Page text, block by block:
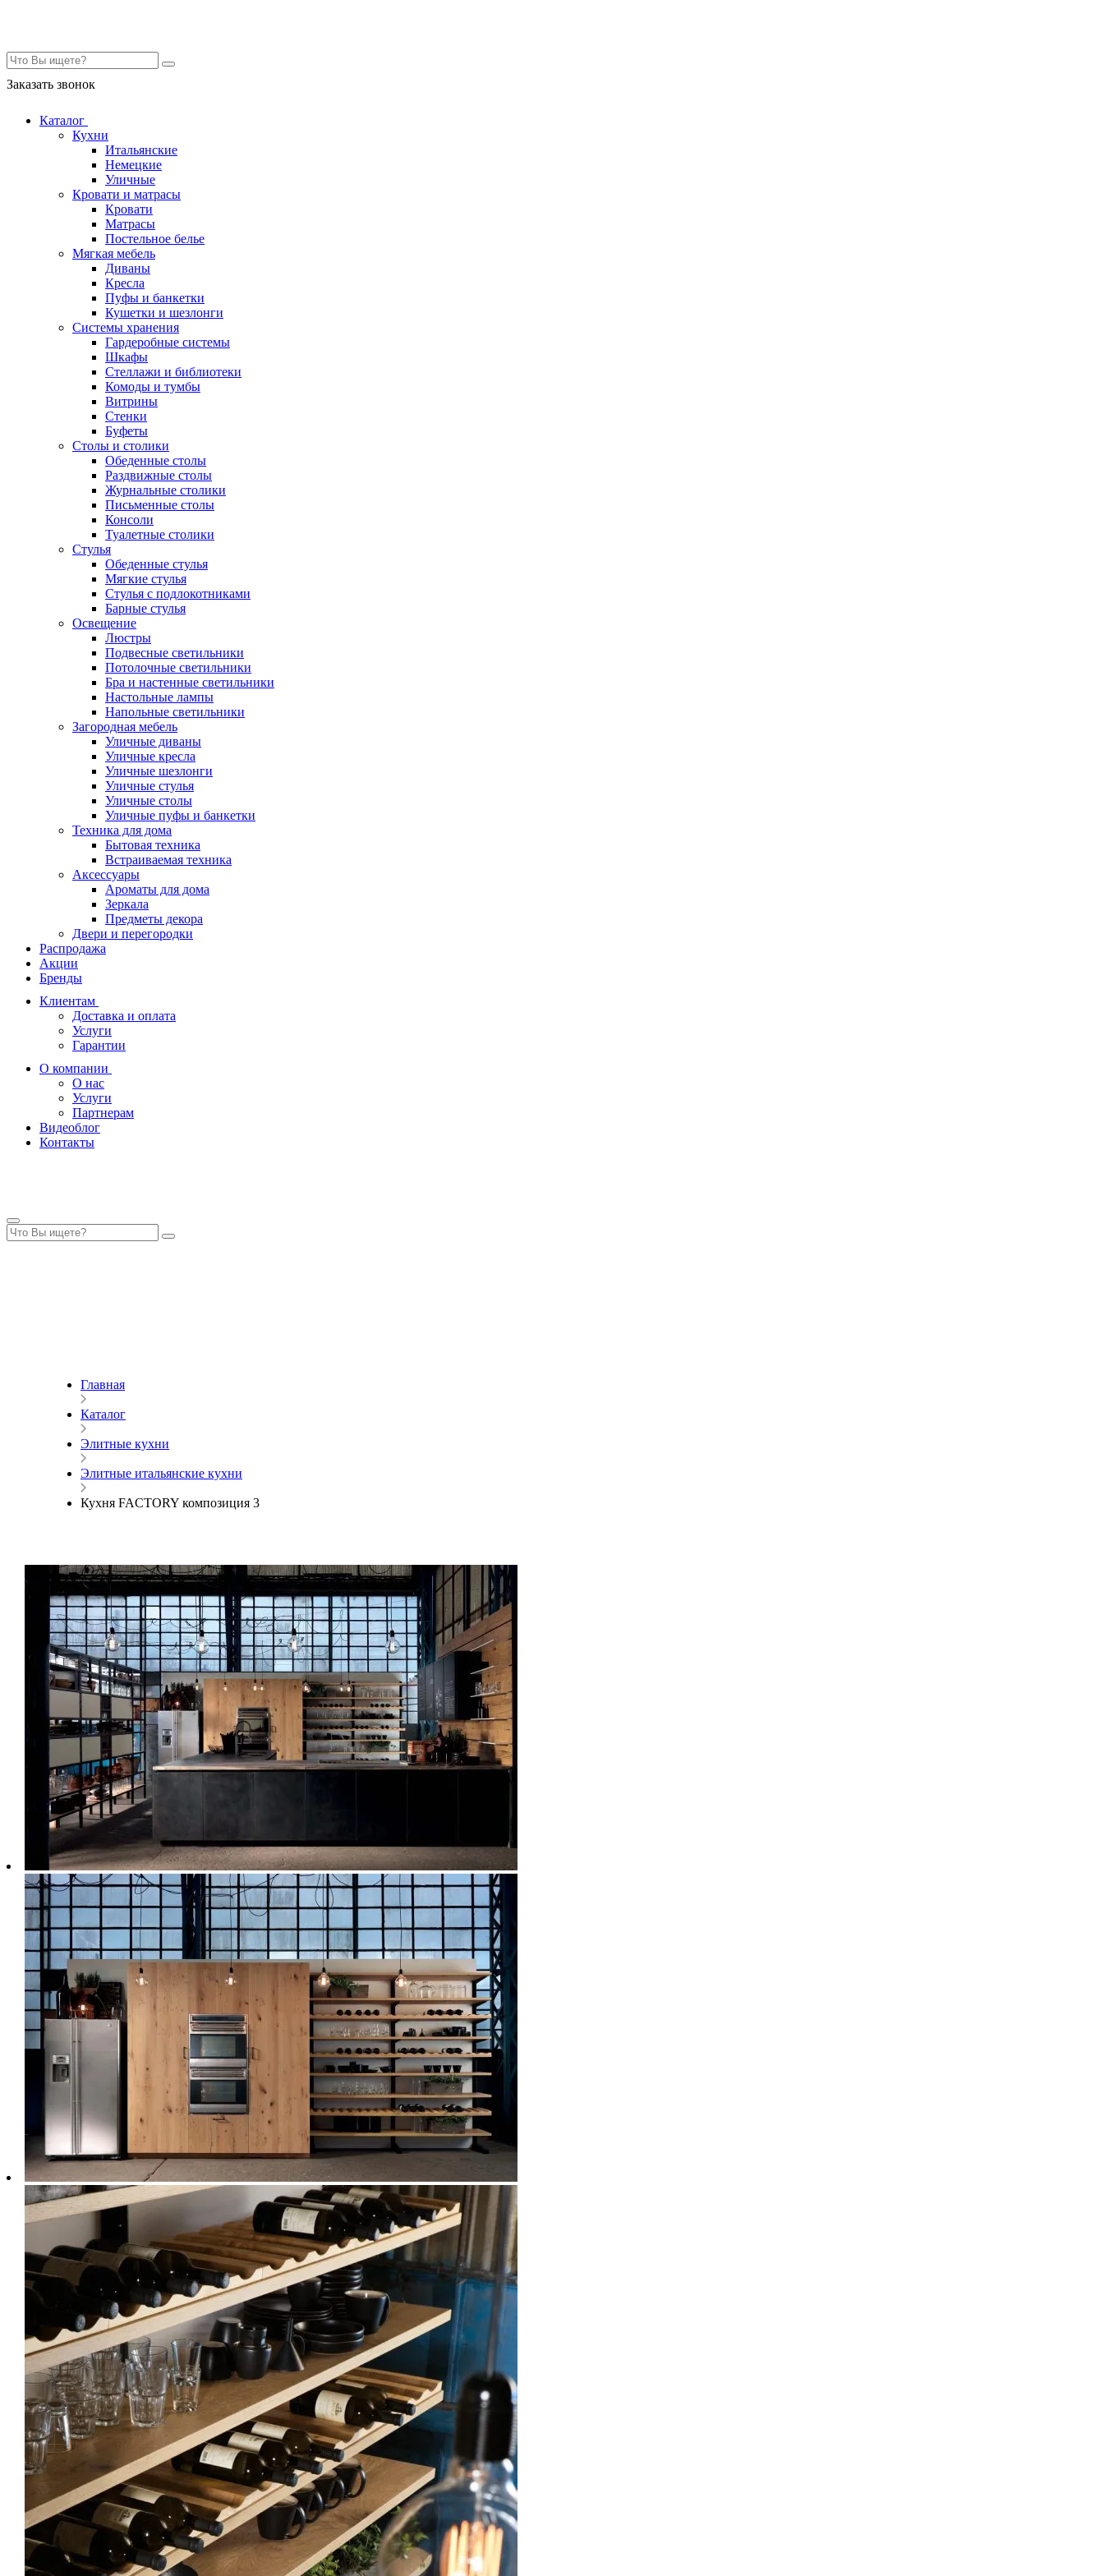
Заказать звонок
Каталог
Кухни
Итальянские
Немецкие
Уличные
Кровати и матрасы
Кровати
Матрасы
Постельное белье
Мягкая мебель
Диваны
Кресла
Пуфы и банкетки
Кушетки и шезлонги
Системы хранения
Гардеробные системы
Шкафы
Стеллажи и библиотеки
Комоды и тумбы
Витрины
Стенки
Буфеты
Столы и столики
Обеденные столы
Раздвижные столы
Журнальные столики
Письменные столы
Консоли
Туалетные столики
Стулья
Обеденные стулья
Мягкие стулья
Стулья с подлокотниками
Барные стулья
Освещение
Люстры
Подвесные светильники
Потолочные светильники
Бра и настенные светильники
Настольные лампы
Напольные светильники
Загородная мебель
Уличные диваны
Уличные кресла
Уличные шезлонги
Уличные стулья
Уличные столы
Уличные пуфы и банкетки
Техника для дома
Бытовая техника
Встраиваемая техника
Аксессуары
Ароматы для дома
Зеркала
Предметы декора
Двери и перегородки
Распродажа
Акции
Бренды
Клиентам
Доставка и оплата
Услуги
Гарантии
О компании
О нас
Услуги
Партнерам
Видеоблог
Контакты
Главная
Каталог
Элитные кухни
Элитные итальянские кухни
Кухня FACTORY композиция 3